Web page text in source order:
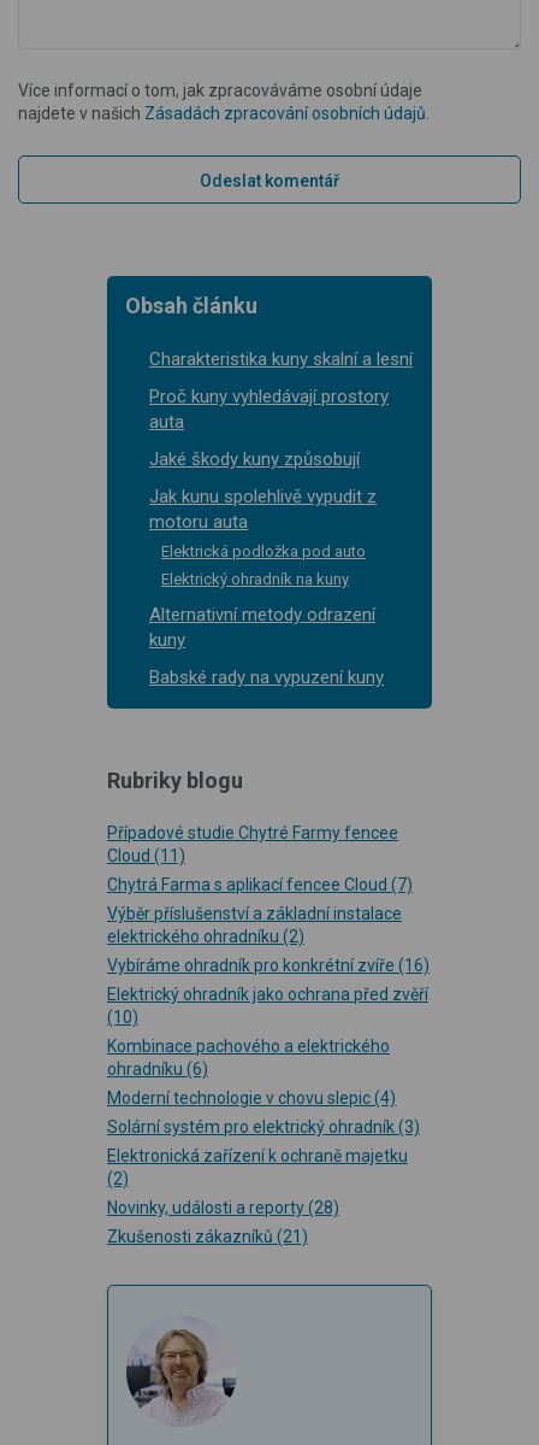
Více informací o tom, jak zpracováváme osobní údaje
najdete v našich Zásadách zpracování osobních údajů
Obsah článku
Charakteristika kuny skalní a lesní
Proč kuny vyhledávají prostory
auta
Jaké škody kuny způsobují
Jak kunu spolehlivě vypudit z
motoru auta
Elektrická podložka pod auto
Elektrický ohradník na kuny
Alternativní metody odrazení
kuny
Babské rady na vypuzení kuny
Rubriky blogu
Případové studie Chytré Farmy fencee
Cloud (11)
Chytrá Farma s aplikací fencee Cloud (7)
Výběr příslušenství a základní instalace
elektrického ohradníku (2)
Vybíráme ohradník pro konkrétní zvíře (16)
Elektrický ohradník jako ochrana před zvěří
(10)
Kombinace pachového a elektrického
ohradníku (6)
Moderní technologie v chovu slepic(4)
Solární systém pro elektrický ohradník(3)
Elektronická zařízení k ochraně majetku
(2)
Novinky, události a reporty(28)
Zkušenosti zákazníků (21)